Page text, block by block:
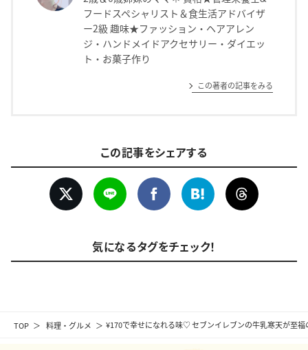
TOP 料理・グルメ ¥170で幸せになれる味♡ セブンイレブンの牛乳寒天が至福
フードスペシャリスト＆食生活アドバイザ
ー2級 趣味★ファッション・ヘアアレン
ジ・ハンドメイドアクセサリー・ダイエッ
ト・お菓子作り
この著者の記事をみる
この記事をシェアする
気になるタグをチェック！